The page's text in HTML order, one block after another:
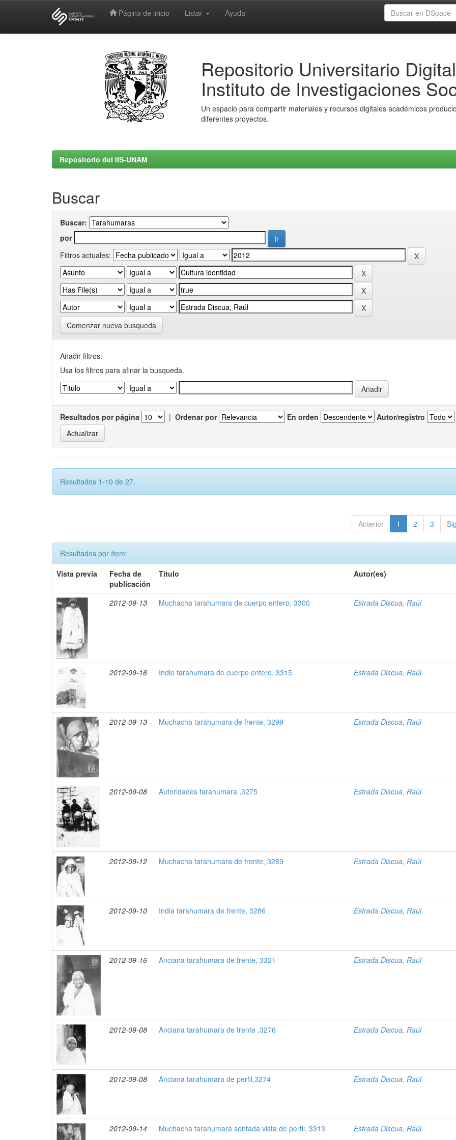
Página de inicio Listar Ayuda
Repositorio Universitario Digital
Instituto de Investigaciones
Un espacio para compartir materiales y recursos digitales académicos
diferentes proyectos.
Repositorio del IIS-UNAM
Buscar
Buscar:
por
Filtros actuales:
Comenzar nueva busqueda
Añadir filtros:
Usa los filtros para afinar la busqueda.
Resultados por página | Ordenar por En orden Autor/registro
Resultados 1-10 de 27.
Anterior 1 2 3
Resultados por ítem:
Vista previa
Fecha de
publicación
Título Autor(es)
2012-09-13 Muchacha tarahumara de cuerpo entero, 3300 Estrada Discua, Raúl
2012-09-16 Indio tarahumara de cuerpo entero, 3315 Estrada Discua, Raúl
2012-09-13 Muchacha tarahumara de frente, 3299 Estrada Discua, Raúl
2012-09-08 Autoridades tarahumara ,3275 Estrada Discua, Raúl
2012-09-12 Muchacha tarahumara de frente, 3289 Estrada Discua, Raúl
2012-09-10 India tarahumara de frente, 3286 Estrada Discua, Raúl
2012-09-16 Anciana tarahumara de frente, 3321 Estrada Discua, Raúl
2012-09-08 Anciana tarahumara de frente ,3276 Estrada Discua, Raúl
2012-09-08 Anciana tarahumara de perfil,3274 Estrada Discua, Raúl
2012-09-14 Muchacha tarahumara sentada vista de perfil, 3313 Estrada Discua, Raúl